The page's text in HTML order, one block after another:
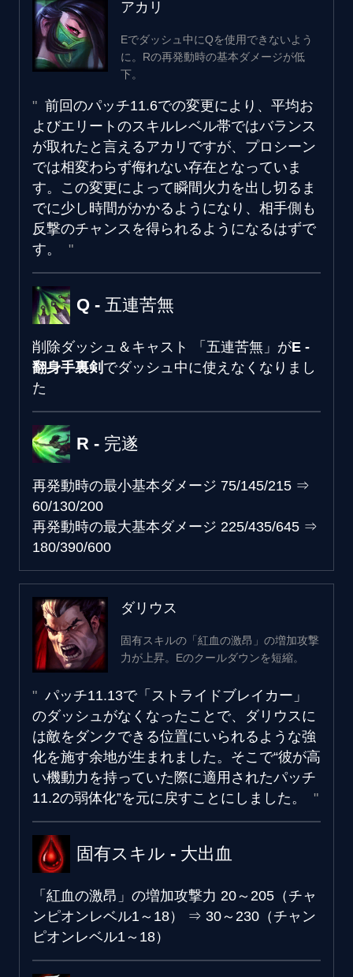
アカリ
Eでダッシュ中にQを使用できないよう
に。Rの再発動時の基本ダメージが低
下。
前回のパッチ11.6での変更により、平均お
よびエリートのスキルレベル帯ではバランス
が取れたと言えるアカリですが、プロシーン
では相変わらず侮れない存在となっていま
す。この変更によって瞬間火力を出し切るま
でに少し時間がかかるようになり、相手側も
反撃のチャンスを得られるようになるはずで
す。
Q - 五連苦無
削除ダッシュ＆キャスト 「五連苦無」がE -
翻身手裏剣 でダッシュ中に使えなくなりまし
た
R - 完遂
再発動時の最小基本ダメージ 75/145/215 ⇒
60/130/200
再発動時の最大基本ダメージ 225/435/645 ⇒
180/390/600
ダリウス
固有スキルの「紅血の激昂」の増加攻撃
力が上昇。Eのクールダウンを短縮。
パッチ11.13で「ストライドブレイカー」
のダッシュがなくなったことで、ダリウスに
は敵をダンクできる位置にいられるような強
化を施す余地が生まれました。そこで“彼が高
い機動力を持っていた際に適用されたパッチ
11.2の弱体化”を元に戻すことにしました。
固有スキル - 大出血
「紅血の激昂」の増加攻撃力 20～205（チャ
ンピオンレベル1～18）
⇒ 30～230（チャン
ピオンレベル1～18）